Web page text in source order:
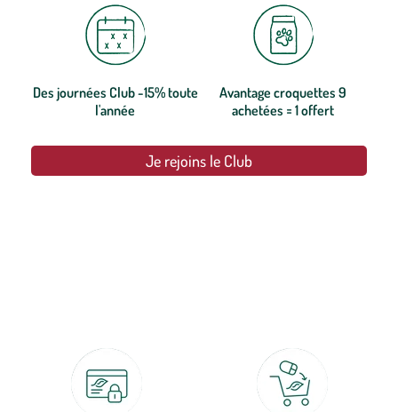
Des journées Club -15% toute
l'année
Avantage croquettes 9
achetées = 1 offert
Je rejoins le Club